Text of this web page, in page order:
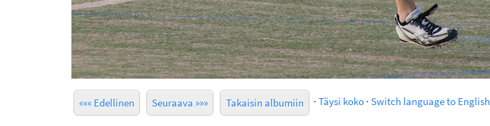
««« Edellinen Seuraava »»» Takaisin albumiin · Täysi koko · Switch language to English